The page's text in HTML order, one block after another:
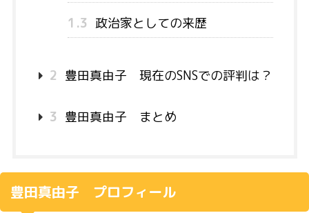
1.3 政治家としての来歴
2 豊田真由子 現在のSNSでの評判は？
3 豊田真由子 まとめ
豊田真由子 プロフィール